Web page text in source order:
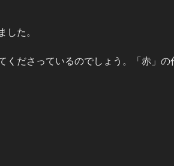
した。
くださっているのでしょう。「赤」の